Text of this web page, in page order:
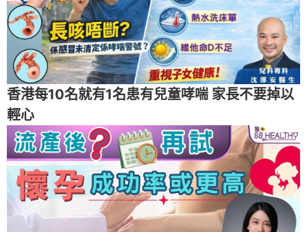
香港每10名就有1名患有兒童哮喘 家長不要掉以
輕心